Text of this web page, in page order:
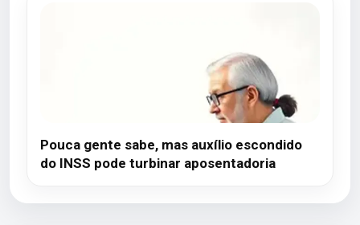
Pouca gente sabe, mas auxílio escondido
do INSS pode turbinar aposentadoria